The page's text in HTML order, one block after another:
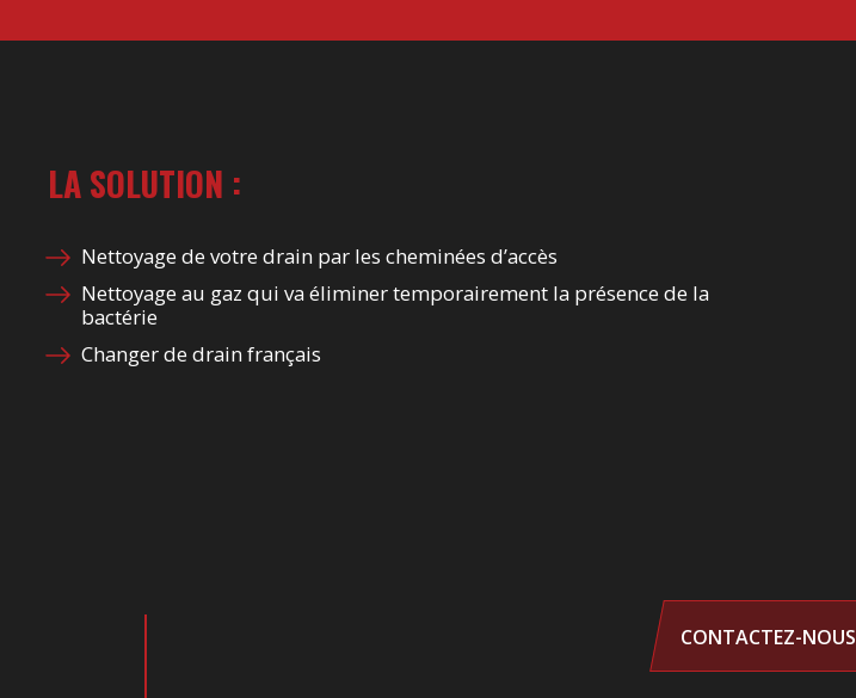
LA SOLUTION :
Nettoyage de votre drain par les cheminées d’accès
Nettoyage au gaz qui va éliminer temporairement la présence de la
bactérie
Changer de drain français
CONTACTEZ-NOUS